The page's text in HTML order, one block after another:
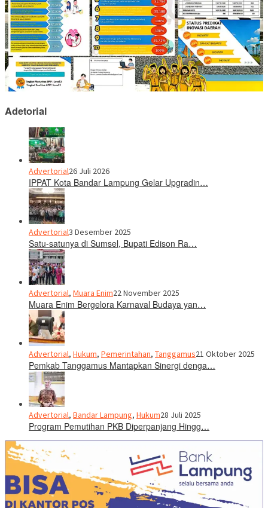
Adetorial
Advertorial26 Juli 2026
IPPAT Kota Bandar Lampung Gelar Upgradin…
Advertorial3 Desember 2025
Satu-satunya di Sumsel, Bupati Edison Ra…
Advertorial, Muara Enim22 November 2025
Muara Enim Bergelora Karnaval Budaya yan…
Advertorial, Hukum, Pemerintahan, Tanggamus21 Oktober 2025
Pemkab Tanggamus Mantapkan Sinergi denga…
Advertorial, Bandar Lampung, Hukum28 Juli 2025
Program Pemutihan PKB Diperpanjang Hingg…